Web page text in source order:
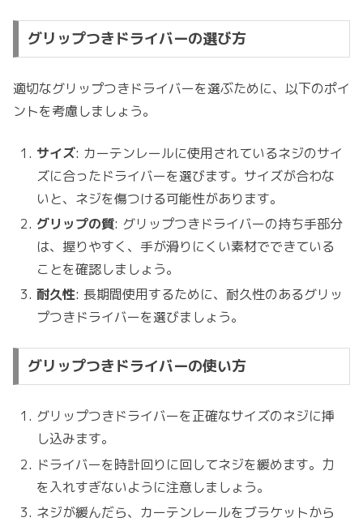
グリップつきドライバーの選び方
適切なグリップつきドライバーを選ぶために、以下のポイ
ントを考慮しましょう。
サイズ: カーテンレールに使用されているネジのサイ
ズに合ったドライバーを選びます。サイズが合わな
いと、ネジを傷つける可能性があります。
グリップの質: グリップつきドライバーの持ち手部分
は、握りやすく、手が滑りにくい素材でできている
ことを確認しましょう。
耐久性: 長期間使用するために、耐久性のあるグリッ
プつきドライバーを選びましょう。
グリップつきドライバーの使い方
グリップつきドライバーを正確なサイズのネジに挿
し込みます。
ドライバーを時計回りに回してネジを緩めます。力
を入れすぎないように注意しましょう。
ネジが緩んだら、カーテンレールをブラケットから